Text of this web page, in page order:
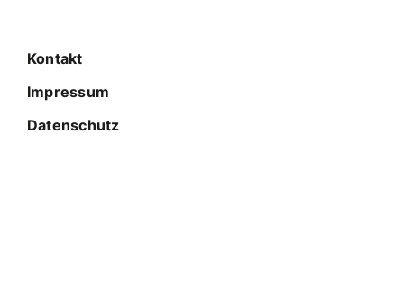
Kontakt
Impressum
Datenschutz